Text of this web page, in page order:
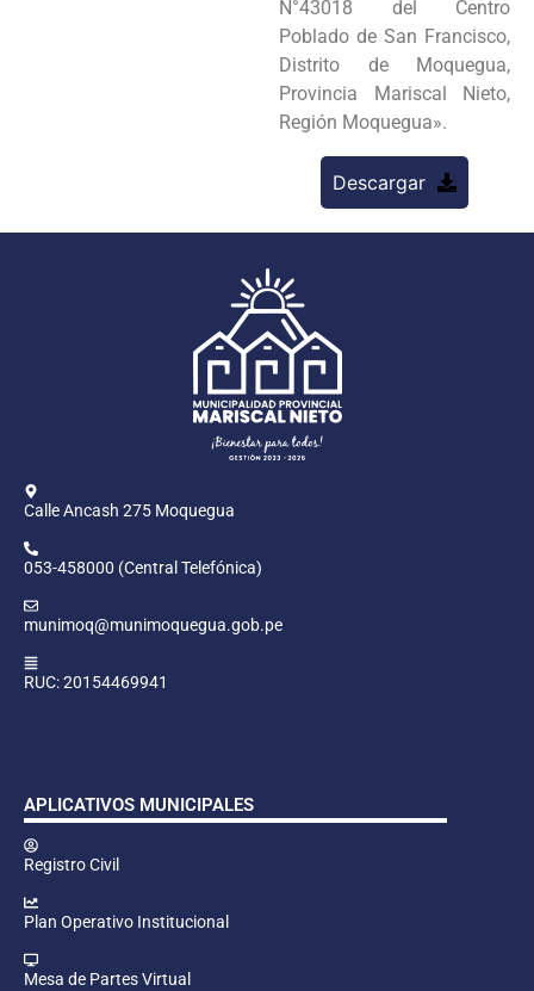
N°43018 del Centro
Poblado de San Francisco,
Distrito de Moquegua,
Provincia Mariscal Nieto,
Región Moquegua».
Descargar
Calle Ancash 275 Moquegua
053-458000 (Central Telefónica)
munimoq@munimoquegua.gob.pe
RUC: 20154469941
APLICATIVOS MUNICIPALES
Registro Civil
Plan Operativo Institucional
Mesa de Partes Virtual